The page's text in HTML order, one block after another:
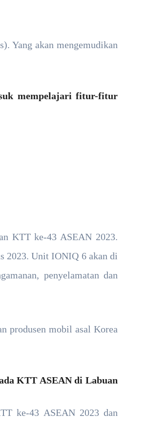
Yang akan mengemudikan
mempelajari fitur-fitur
KTT ke-43 ASEAN 2023.
2023. Unit IONIQ 6 akan di
penyelamatan dan
produsen mobil asal Korea
KTT ASEAN di Labuan
ke-43 ASEAN 2023 dan